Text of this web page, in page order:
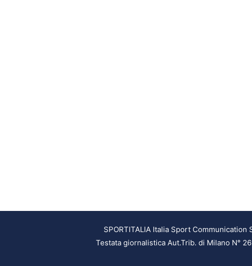
SPORTITALIA Italia Sport
Testata giornalistica Aut.Trib. di Milano N°